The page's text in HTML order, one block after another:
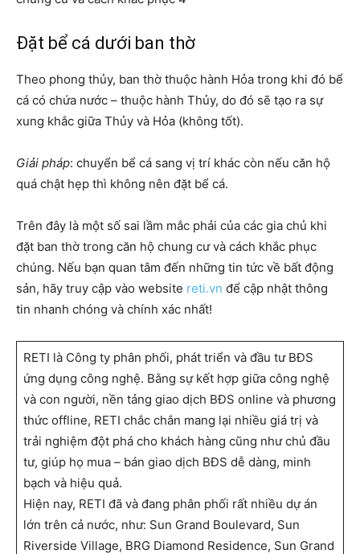
Đặt bể cá dưới ban thờ
Theo phong thủy, ban thờ thuộc hành Hỏa trong khi đó bể
cá có chứa nước – thuộc hành Thủy, do đó sẽ tạo ra sự
xung khắc giữa Thủy và Hỏa (không tốt).
Giải pháp: chuyển bể cá sang vị trí khác còn nếu căn hộ
quá chật hẹp thì không nên đặt bể cá.
Trên đây là một số sai lầm mắc phải của các gia chủ khi
đặt ban thờ trong căn hộ chung cư và cách khắc phục
chúng. Nếu bạn quan tâm đến những tin tức về bất động
sản, hãy truy cập vào website reti.vn để cập nhật thông
tin nhanh chóng và chính xác nhất!
RETI là Công ty phân phối, phát triển và đầu tư BĐS
ứng dụng công nghệ. Bằng sự kết hợp giữa công nghệ
và con người, nền tảng giao dịch BĐS online và phương
thức offline, RETI chắc chắn mang lại nhiều giá trị và
trải nghiệm đột phá cho khách hàng cũng như chủ đầu
tư, giúp họ mua – bán giao dịch BĐS dễ dàng, minh
bạch và hiệu quả.
Hiện nay, RETI đã và đang phân phối rất nhiều dự án
lớn trên cả nước, như: Sun Grand Boulevard, Sun
Riverside Village, BRG Diamond Residence, Sun Grand